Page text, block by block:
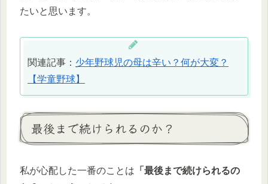
たいと思います。
関連記事： 少年野球児の母は辛い？何が大変？
【学童野球】
最後まで続けられるのか？
私が心配した一番のことは 「最後まで続けられるの